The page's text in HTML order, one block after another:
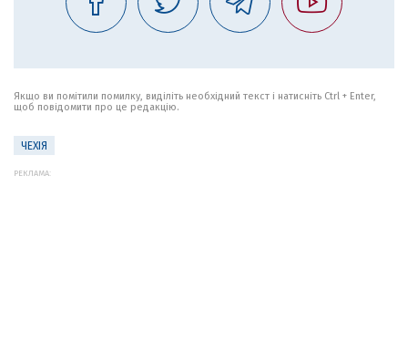
Якщо ви помітили помилку, виділіть необхідний текст і натисніть Ctrl + Enter,
щоб повідомити про це редакцію.
ЧЕХІЯ
РЕКЛАМА: